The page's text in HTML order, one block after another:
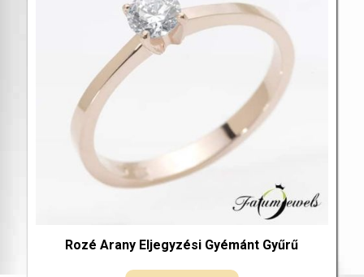
Rozé Arany Eljegyzési Gyémánt Gyűrű